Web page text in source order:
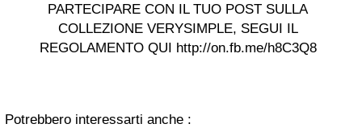
PARTECIPARE CON IL TUO POST SULLA
COLLEZIONE VERYSIMPLE, SEGUI IL
REGOLAMENTO QUI http://on.fb.me/h8C3Q8
Potrebbero interessarti anche :